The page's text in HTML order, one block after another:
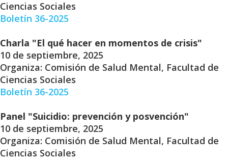
Ciencias Sociales
Boletín 36-2025
Charla "El qué hacer en momentos de crisis"
10 de septiembre, 2025
Organiza: Comisión de Salud Mental, Facultad de
Ciencias Sociales
Boletín 36-2025
Panel "Suicidio: prevención y posvención"
10 de septiembre, 2025
Organiza: Comisión de Salud Mental, Facultad de
Ciencias Sociales